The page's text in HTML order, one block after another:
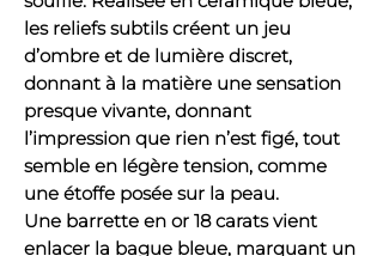
les reliefs subtils créent un jeu
d’ombre et de lumière discret,
donnant à la matière une sensation
presque vivante, donnant
l’impression que rien n’est figé, tout
semble en légère tension, comme
une étoffe posée sur la peau.
Une barrette en or 18 carats vient
enlacer la bague bleue, marquant un